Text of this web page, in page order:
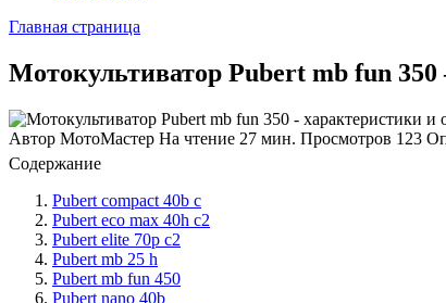
Главная страница
Мотокультиватор Pubert mb fun
Автор МотоМастер На чтение 27 мин. Просмотров 123
Содержание
Pubert compact 40b c
Pubert eco max 40h c2
Pubert elite 70p c2
Pubert mb 25 h
Pubert mb fun 450
Pubert nano 40b